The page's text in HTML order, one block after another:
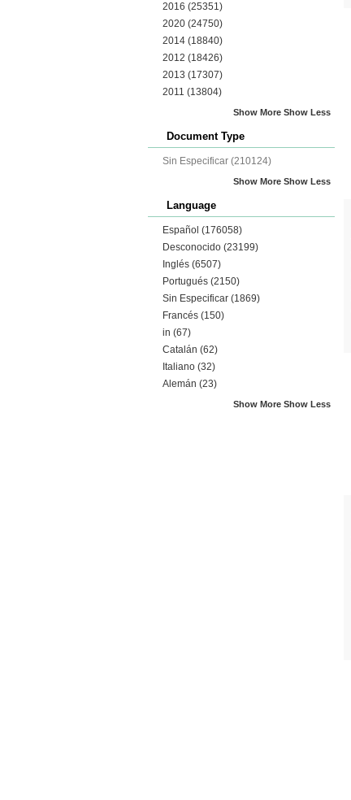
2016 (25351)
2020 (24750)
2014 (18840)
2012 (18426)
2013 (17307)
2011 (13804)
Show More Show Less
Document Type
Sin Especificar (210124)
Show More Show Less
Language
Español (176058)
Desconocido (23199)
Inglés (6507)
Portugués (2150)
Sin Especificar (1869)
Francés (150)
in (67)
Catalán (62)
Italiano (32)
Alemán (23)
Show More Show Less